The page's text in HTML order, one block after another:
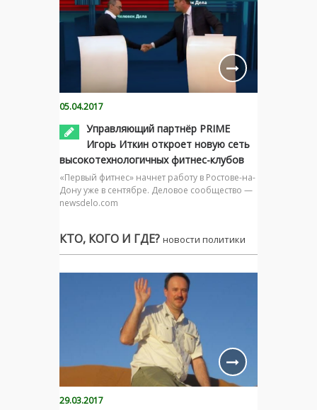
05.04.2017
Управляющий партнёр PRIME
Игорь Иткин откроет новую сеть
высокотехнологичных фитнес-клубов
«Первый фитнес» начнет работу в Ростове-на-
Дону уже в сентябре. Деловое сообщество —
newsdelo.com
КТО, КОГО И ГДЕ? новости политики
29.03.2017